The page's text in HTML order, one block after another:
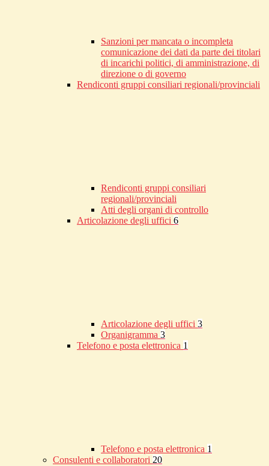
Sanzioni per mancata o incompleta
comunicazione dei dati da parte dei titolari
di incarichi politici, di amministrazione, di
direzione o di governo
Rendiconti gruppi consiliari regionali/provinciali
Rendiconti gruppi consiliari
regionali/provinciali
Atti degli organi di controllo
Articolazione degli uffici 6
Articolazione degli uffici 3
Organigramma 3
Telefono e posta elettronica 1
Telefono e posta elettronica 1
Consulenti e collaboratori 20